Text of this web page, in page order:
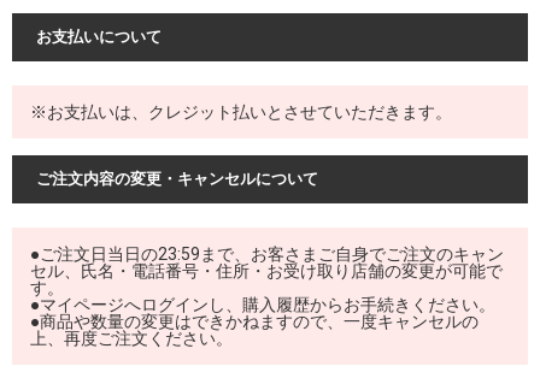
お支払いについて
※お支払いは、クレジット払いとさせていただきます。
ご注文内容の変更・キャンセルについて
●ご注文日当日の23:59まで、お客さまご自身でご注文のキャン
セル、氏名・電話番号・住所・お受け取り店舗の変更が可能で
す。
●マイページへログインし、購入履歴からお手続きください。
●商品や数量の変更はできかねますので、一度キャンセルの
上、再度ご注文ください。